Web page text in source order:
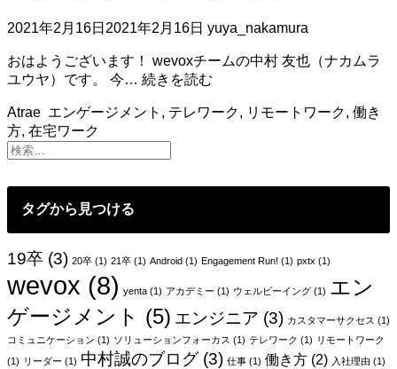
2021年2月16日 2021年2月16日 yuya_nakamura
おはようございます！ wevoxチームの中村 友也（ナカムラ
ユウヤ）です。 今… 続きを読む
軸
を
る 〜
レ
ワ
ー
ク
Atrae エンゲージメント , テレワーク, リモートワーク, 働き
方, 在宅ワーク
タグから見つける
19卒 (3) 20卒 (1) 21卒 (1) Android (1) Engagement Run! (1) pxtx (1)
wevox (8) yenta (1) アカデミー (1) ウェルビーイング (1) エン
ゲージメント (5) エンジニア (3) カスタマーサクセス (1)
コミュニケーション (1) ソリューションフォーカス (1) テレワーク (1) リモートワーク
(1) リーダー (1) 中村誠のブログ(3) 仕事 (1) 働き方 (2) 入社理由 (1)